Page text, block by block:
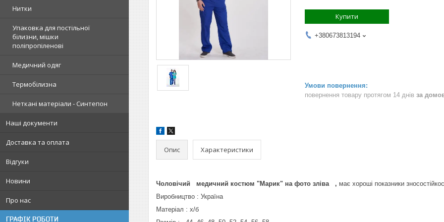
Нитки
Упаковка для постільної
білизни, мішки
поліпропіленові
Медичний одяг
Термобілизна
Неткані матеріали - Синтепон
Наші документи
Доставка та оплата
Відгуки
Новини
Про нас
ГРАФІК РОБОТИ
Купити
+380673813194
повернення товару протягом 14 днів за
Опис Характеристики
Чоловічий медичний костюм "Марик" на фото зліва , має хороші показники
Виробництво : Україна
Матеріал : х/б